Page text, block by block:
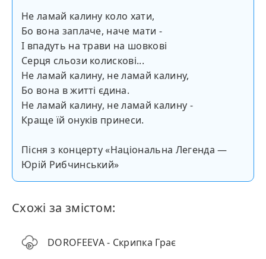
Не ламай калину коло хати,
Бо вона заплаче, наче мати -
I впадуть на трави на шовкові
Серця сльози колисковi...
Не ламай калину, не ламай калину,
Бо вона в життi єдина.
Не ламай калину, не ламай калину -
Краще їй онукiв принеси.
Пісня з концерту «Національна Легенда —
Юрій Рибчинський»
Схожі за змістом:
DOROFEEVA - Скрипка Грає